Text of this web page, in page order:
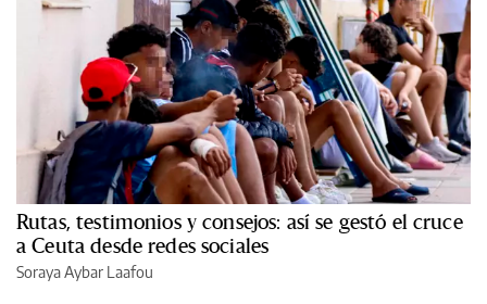
Rutas, testimonios y consejos: así se gestó el cruce
a Ceuta desde redes sociales
Soraya Aybar Laafou